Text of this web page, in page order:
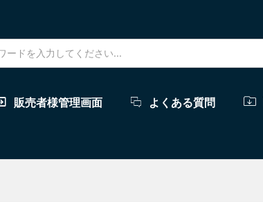
販売者様管理画面 よくある質問